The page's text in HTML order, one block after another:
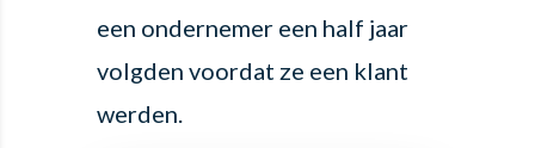
een ondernemer een half jaar
volgden voordat ze een klant
werden.